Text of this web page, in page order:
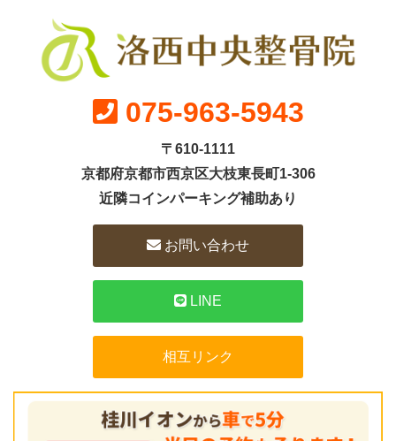
075-963-5943
〒610-1111
京都府京都市西京区大枝東長町1-306
近隣コインパーキング補助あり
お問い合わせ
LINE
相互リンク